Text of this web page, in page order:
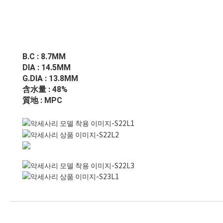
B.C : 8.7MM
DIA : 14.5MM
G.DIA : 13.8MM
含水量 : 48%
質地 : MPC